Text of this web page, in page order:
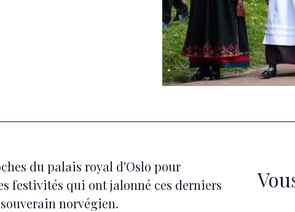
du palais royal d'Oslo pour
festivités qui ont jalonné ces derniers
norvégien.